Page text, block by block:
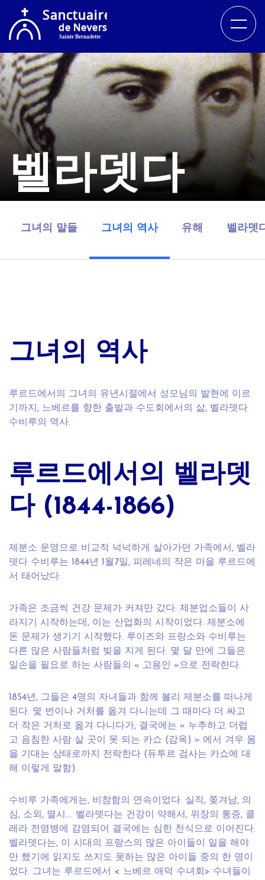
벨라뎃다
그녀의 말들 그녀의 역사 유해 벨라뎃
그녀의 역사
루르드에서의 그녀의 유년시절에서 성모님의 발현에 이르
기까지, 느베르를 향한 출발과 수도회에서의 삶, 벨라뎃다
수비루의 역사.
루르드에서의 벨라뎃
다 (1844-1866)
제분소 운영으로 비교적 넉넉하게 살아가던 가족에서, 벨라
뎃다 수비루는 1844년 1월7일, 피레네의 작은 마을 루르드에
서 태어났다.
가족은 조금씩 건강 문제가 커져만 갔다. 제분업소들이 사
라지기 시작하는데, 이는 산업화의 시작이었다. 제분소에
돈 문제가 생기기 시작했다. 루이즈와 프랑소와 수비루는
다른 많은 사람들처럼 빚을 지게 된다. 몇 달 만에 그들은
일손을 필요로 하는 사람들의 « 고용인 »으로 전락한다.
1854년, 그들은 4명의 자녀들과 함께 볼리 제분소를 떠나게
된다. 몇 번이나 거처를 옮겨 다니는데 그 때마다 더 싸고
더 작은 거처로 옮겨 다니다가, 결국에는 « 누추하고 더럽
고 음침한 사람 살 곳이 못 되는 카쇼 (감옥) » 에서 겨우 몸
을 기대는 상태로까지 전락한다 (듀투르 검사는 카쇼에 대
해 이렇게 말함).
수비루 가족에게는, 비참함의 연속이었다. 실직, 쫒겨남, 의
심, 소외, 멸시…. 벨라뎃다는 건강이 약해서, 위장의 통증, 콜
레라 전염병에 감염되어 결국에는 심한 천식으로 이어진다.
벨라뎃다는, 이 시대의 프랑스의 많은 아이들이 일을 해야
만 했기에 읽지도 쓰지도 못하는 많은 아이들 중의 한 명이
었다. 그녀는 루르드에서 < 느베르 애덕 수녀회> 수녀들이